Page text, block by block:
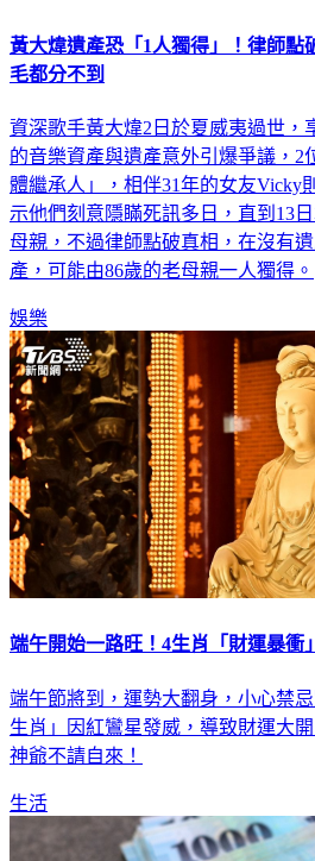
黃大煒遺產恐「1人獨得」！律師
毛都分不到
資深歌手黃大煒2日於夏威夷過世，
的音樂資產與遺產意外引爆爭議，2
體繼承人」，相伴31年的女友Vicky
示他們刻意隱瞞死訊多日，直到13
母親，不過律師點破真相，在沒有
產，可能由86歲的老母親一人獨得。
娛樂
端午開始一路旺！4生肖「財運暴
端午節將到，運勢大翻身，小心禁
生肖」因紅鸞星發威，導致財運大
神爺不請自來！
生活